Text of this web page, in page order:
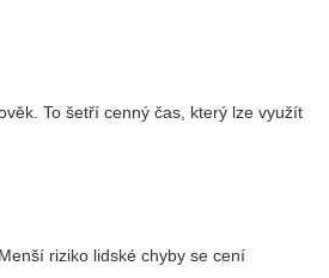
To šetří cenný čas, který lze využít
riziko lidské chyby se cení